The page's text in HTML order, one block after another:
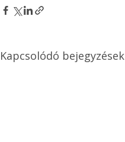
Kapcsolódó bejegyzések